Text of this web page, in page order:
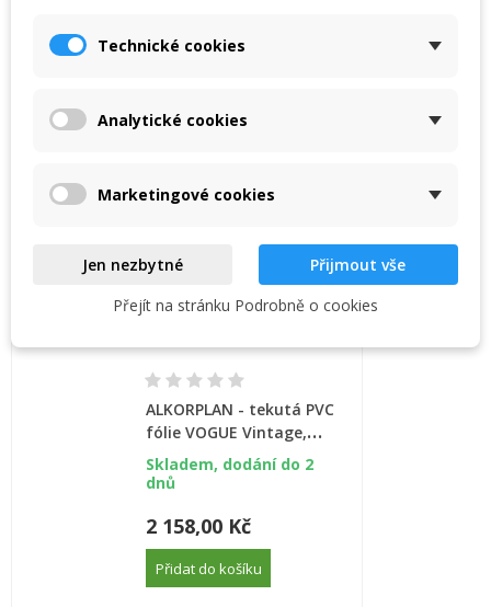
ALKORPLAN je vysoce pevná
a tvárná bazénové fólie z
tkaniny.
a tvárná bazénové fólie z
ALKORPLAN - tekutá PVC
fólie VOGUE Vintage,
0,9kg
Skladem, dodání do 2
dnů
2 158,00 Kč
Přidat do košíku
add_circle_outline Create new list
((modalTitle)) ×
Zrušit Vytvořit seznam přání
Technické cookies
Analytické cookies
Marketingové cookies
Jen nezbytné
Přijmout vše
Přejít na stránku Podrobně o cookies